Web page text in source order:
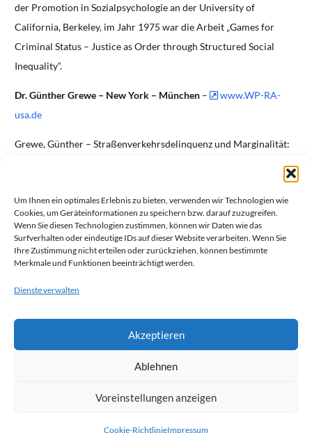
Um Ihnen ein optimales Erlebnis zu bieten, verwenden wir Technologien wie
Cookies, um Geräteinformationen zu speichern bzw. darauf zuzugreifen.
Wenn Sie diesen Technologien zustimmen, können wir Daten wie das
Surfverhalten oder eindeutige IDs auf dieser Website verarbeiten. Wenn Sie
Ihre Zustimmung nicht erteilen oder zurückziehen, können bestimmte
Merkmale und Funktionen beeinträchtigt werden.
Dienste verwalten
Akzeptieren
Ablehnen
Voreinstellungen anzeigen
Cookie-RichtlinieImpressum
der Promotion in Sozialpsychologie an der University of
California, Berkeley, im Jahr 1975 war die Arbeit „Games for
Criminal Status – Justice as Order through Structured Social
Inequality“.
Dr. Günther Grewe – New York – München –
www.WP-RA-
usa.de
Grewe, Günther – Straßenverkehrsdelinquenz und Marginalität:
kriminalwissenschaftliche Studien, Bd. 4) – ISBN 3-261-02625-1
(Download
PDF Versionor Microsoft Word Version)
To read the full version,click here.
Las Vegas: Lang, 1979 – (European University Papers: Series 2,
Law; Bd. 210) ISBN 3-8204-6480-8